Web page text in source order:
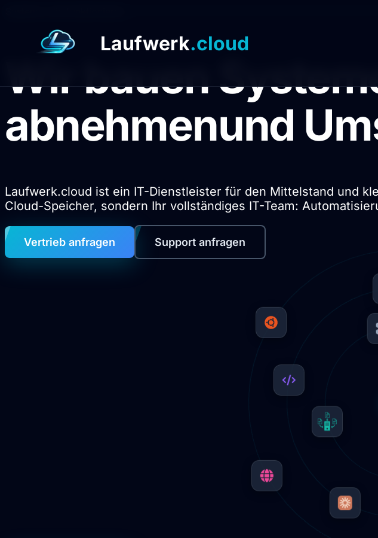
Laufwerk.cloud
Wir bauen
abnehmenund
Laufwerk.cloud ist ein IT-Dienstleister für den Mittelstand und
Cloud-Speicher, sondern Ihr vollständiges IT-Team:
Vertrieb anfragen Support anfragen